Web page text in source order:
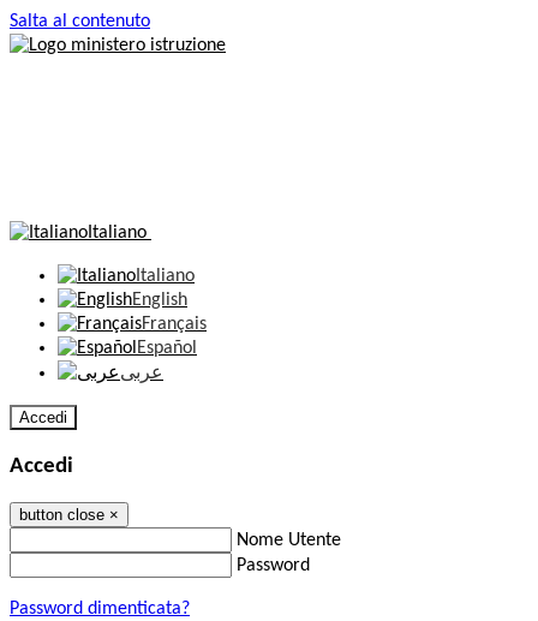
Salta al contenuto
Italiano
Italiano
English
Français
Español
عربى
Accedi
Accedi
button close ×
Nome Utente
Password
Password dimenticata?